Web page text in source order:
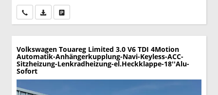
Wir rufen Sie anPDF-Datei, Fahrzeugexposé drucken
Volkswagen Touareg Limited 3.0 V6 TDI 4Motion
Automatik-Anhängerkupplung-Navi-Keyless-ACC-
Sitzheizung-Lenkradheizung-el.Heckklappe-18''Alu-
Sofort